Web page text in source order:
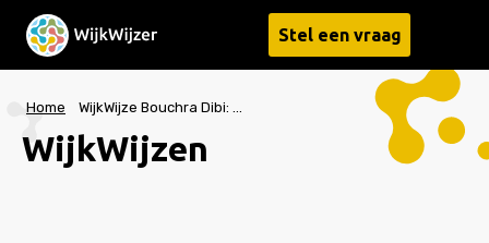
Stel een vraag
Home WijkWijze Bouchra Dibi: ‘De kracht van de wijk zit in de mensen’
WijkWijzen